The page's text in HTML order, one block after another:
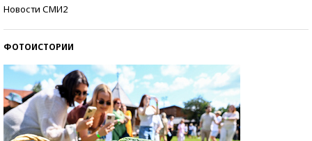
Новости СМИ2
ФОТОИСТОРИИ